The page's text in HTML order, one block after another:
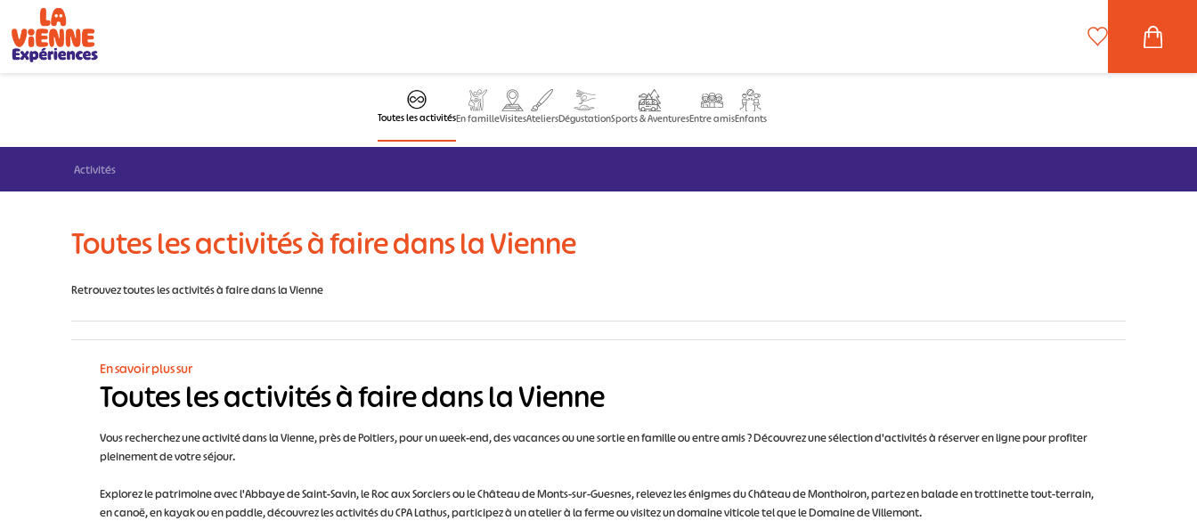
Panneau de gestion des cookies
Toutes les activitésEn familleVisitesAteliersDégustationSports & AventuresEntre amisEnfants
Activités
Toutes les activités à faire dans la Vienne
Retrouvez toutes les activités à faire dans la Vienne
En savoir plus sur
Toutes les activités à faire dans la Vienne
Vous recherchez une activité dans la Vienne, près de Poitiers, pour un week-end, des vacances ou une sortie en famille ou entre amis ? Découvrez une sélection d'activités à réserver en ligne pour profiter
pleinement de votre séjour.
Explorez le patrimoine avec l'Abbaye de Saint-Savin, le Roc aux Sorciers ou le Château de Monts-sur-Guesnes, relevez les énigmes du Château de Monthoiron, partez en balade en trottinette tout-terrain,
en canoë, en kayak ou en paddle, découvrez les activités du CPA Lathus, participez à un atelier à la ferme ou visitez un domaine viticole tel que le Domaine de Villemont.